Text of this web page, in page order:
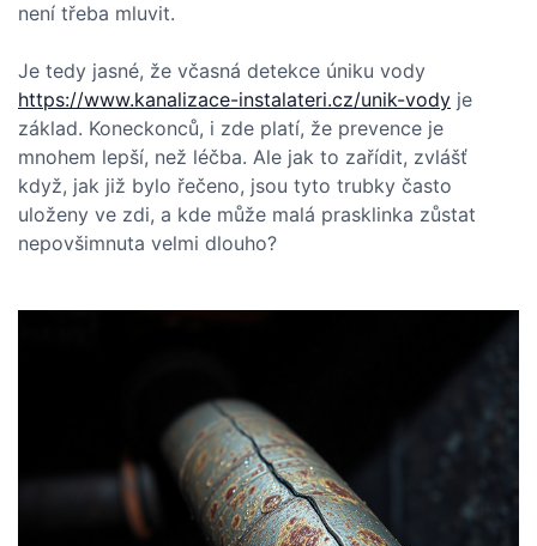
není třeba mluvit.
Je tedy jasné, že včasná detekce úniku vody
https://www.kanalizace-instalateri.cz/unik-vody je
základ. Koneckonců, i zde platí, že prevence je
mnohem lepší, než léčba. Ale jak to zařídit, zvlášť
když, jak již bylo řečeno, jsou tyto trubky často
uloženy ve zdi, a kde může malá prasklinka zůstat
nepovšimnuta velmi dlouho?